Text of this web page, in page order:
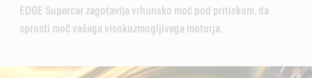
EDGE Supercar zagotavlja vrhunsko moč pod pritiskom, da
sprosti moč vašega visokozmogljivega motorja.